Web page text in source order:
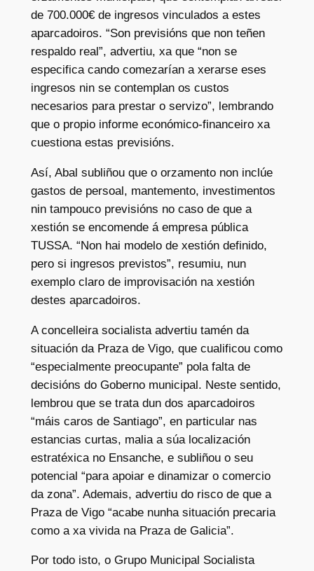
de 700.000€ de ingresos vinculados a estes
aparcadoiros. “Son previsións que non teñen
respaldo real”, advertiu, xa que “non se
especifica cando comezarían a xerarse eses
ingresos nin se contemplan os custos
necesarios para prestar o servizo”, lembrando
que o propio informe económico-financeiro xa
cuestiona estas previsións.
Así, Abal subliñou que o orzamento non inclúe
gastos de persoal, mantemento, investimentos
nin tampouco previsións no caso de que a
xestión se encomende á empresa pública
TUSSA. “Non hai modelo de xestión definido,
pero si ingresos previstos”, resumiu, nun
exemplo claro de improvisación na xestión
destes aparcadoiros.
A concelleira socialista advertiu tamén da
situación da Praza de Vigo, que cualificou como
“especialmente preocupante” pola falta de
decisións do Goberno municipal. Neste sentido,
lembrou que se trata dun dos aparcadoiros
“máis caros de Santiago”, en particular nas
estancias curtas, malia a súa localización
estratéxica no Ensanche, e subliñou o seu
potencial “para apoiar e dinamizar o comercio
da zona”. Ademais, advertiu do risco de que a
Praza de Vigo “acabe nunha situación precaria
como a xa vivida na Praza de Galicia”.
Por todo isto, o Grupo Municipal Socialista